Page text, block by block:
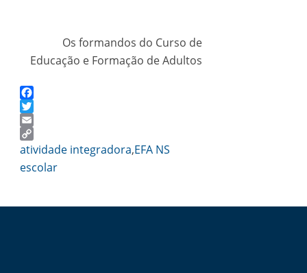
Os formandos do Curso de
Educação e Formação de Adultos
Facebook
Twitter
Email
Copy
atividade integradora,EFA NS
escolar